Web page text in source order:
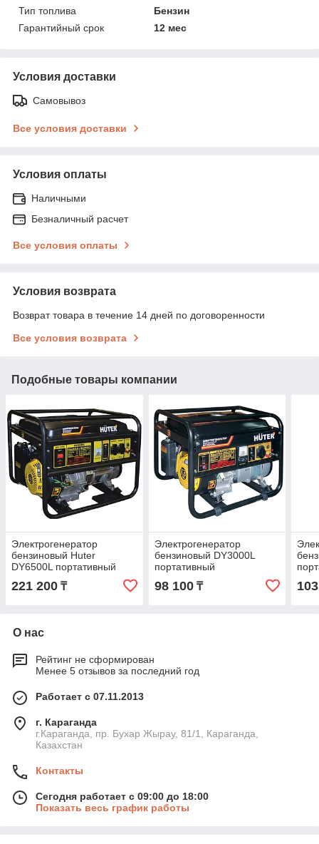
Тип топлива
Бензин
Гарантийный срок
12 мес
Условия доставки
Самовывоз
Все условия доставки
Условия оплаты
Наличными
Безналичный расчет
Все условия оплаты
Условия возврата
Возврат товара в течение 14 дней по договоренности
Все условия возврата
Подобные товары компании
Электрогенератор
бензиновый Huter
DY6500L портативный
221 200 ₸
Электрогенератор
бензиновый DY3000L
портативный
98 100₸
О нас
Рейтинг не сформирован
Менее 5 отзывов за последний год
Работает с 07.11.2013
г. Караганда
г.Караганда, пр. Бухар Жырау, 81/1, Караганда,
Казахстан
Контакты
Сегодня работает с 09:00 до 18:00
Показать весь график работы